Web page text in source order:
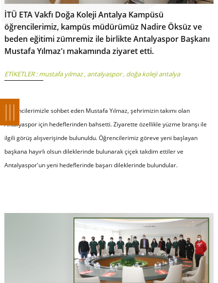
İTÜ ETA Vakfı Doğa Koleji Antalya Kampüsü
öğrencilerimiz, kampüs müdürümüz Nadire Öksüz ve
beden eğitimi zümremiz ile birlikte Antalyaspor Başkanı
Mustafa Yılmaz'ı makamında ziyaret etti.
ETİKETLER :mustafa yılmaz, antalyaspor, doğa koleji antalya
Öğrencilerimizle sohbet eden Mustafa Yılmaz, şehrimizin takımı olan
Antalyaspor için hedeflerinden bahsetti. Ziyarette özellikle yüzme branşı ile
ilgili görüş alışverişinde bulunuldu. Öğrencilerimiz göreve yeni başlayan
başkana hayırlı olsun dileklerinde bulunarak çiçek takdim ettiler ve
Antalyaspor'un yeni hedeflerinde başarı dileklerinde bulundular.